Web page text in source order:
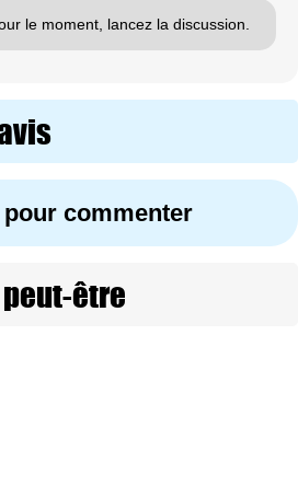
le moment, lancez la discussion.
commenter
être